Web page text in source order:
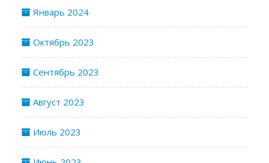
Январь 2024
Октябрь 2023
Сентябрь 2023
Август 2023
Июль 2023